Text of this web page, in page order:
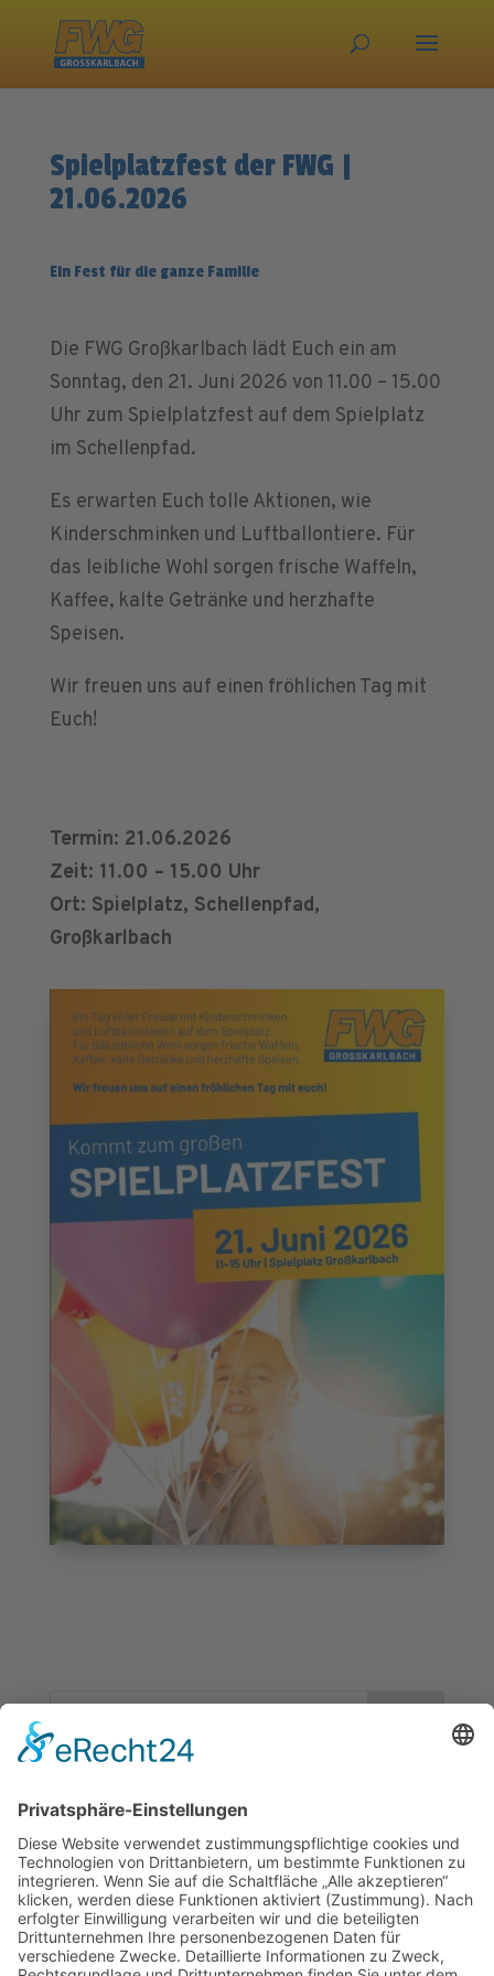
Spielplatzfest der FWG |
21.06.2026
Ein Fest für die ganze Familie
Die FWG Großkarlbach lädt Euch ein am
Sonntag, den 21. Juni 2026 von 11.00 – 15.00
Uhr zum Spielplatzfest auf dem Spielplatz
im Schellenpfad.
Es erwarten Euch tolle Aktionen, wie
Kinderschminken und Luftballontiere. Für
das leibliche Wohl sorgen frische Waffeln,
Kaffee, kalte Getränke und herzhafte
Speisen.
Wir freuen uns auf einen fröhlichen Tag mit
Euch!
Termin: 21.06.2026
Zeit: 11.00 – 15.00 Uhr
Ort: Spielplatz, Schellenpfad,
Großkarlbach
Spielplatzfest der FWG | 21.06.2026
2. Karlbacher Treff | 19.05.2026
1. Karlbacher Treff | 14.04.2026
4. Karlbacher Treff | 15.10.25